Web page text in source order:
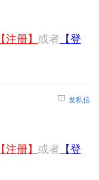
【注册】 或者 【登
发私信
【注册】 或者 【登